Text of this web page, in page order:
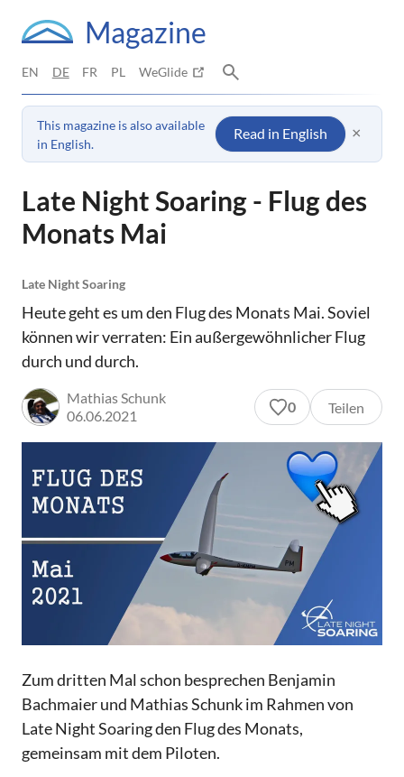
Magazine
EN DE FR PL WeGlide
This magazine is also available
in English.
Read in English ×
Late Night Soaring - Flug des
Monats Mai
Late Night Soaring
Heute geht es um den Flug des Monats Mai. Soviel
können wir verraten: Ein außergewöhnlicher Flug
durch und durch.
Mathias Schunk
06.06.2021
0 Teilen
Zum dritten Mal schon besprechen Benjamin
Bachmaier und Mathias Schunk im Rahmen von
Late Night Soaring den Flug des Monats,
gemeinsam mit dem Piloten.